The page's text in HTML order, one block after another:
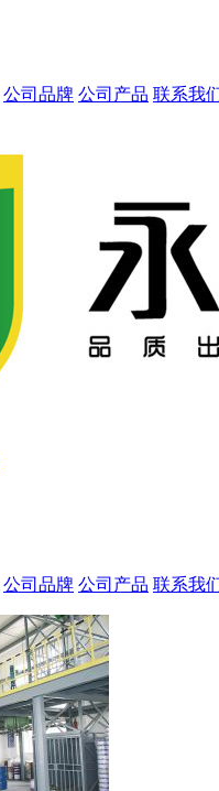
公司品牌 公司产品 联系我
公司品牌 公司产品 联系我